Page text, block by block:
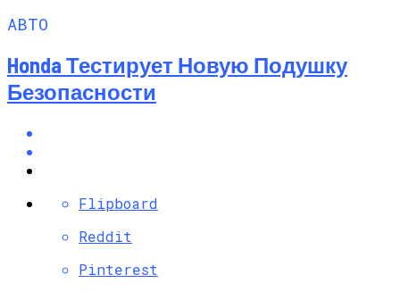
АВТО
Honda Тестирует Новую Подушку
Безопасности
Flipboard
Reddit
Pinterest